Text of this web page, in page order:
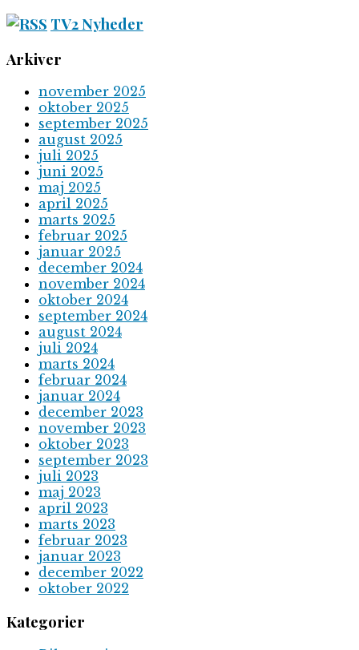
TV2 Nyheder
Arkiver
november 2025
oktober 2025
september 2025
august 2025
juli 2025
juni 2025
maj 2025
april 2025
marts 2025
februar 2025
januar 2025
december 2024
november 2024
oktober 2024
september 2024
august 2024
juli 2024
marts 2024
februar 2024
januar 2024
december 2023
november 2023
oktober 2023
september 2023
juli 2023
maj 2023
april 2023
marts 2023
februar 2023
januar 2023
december 2022
oktober 2022
Kategorier